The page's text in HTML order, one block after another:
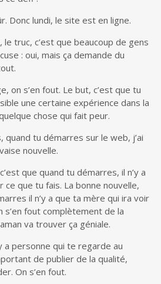
Donc lundi, le site est en ligne.
le truc, c’est que beaucoup de gens
: oui, mais ça demande du
on s’en fout. Le but, c’est que tu
une certaine expérience dans la
chose qui fait peur.
quand tu démarres sur le web, j’ai
nouvelle.
que quand tu démarres, il n’y a
que tu fais. La bonne nouvelle,
il n’y a que ta mère qui ira voir
s’en fout complètement de la
va trouver ça géniale.
a personne qui te regarde au
de publier de la qualité,
On s’en fout.